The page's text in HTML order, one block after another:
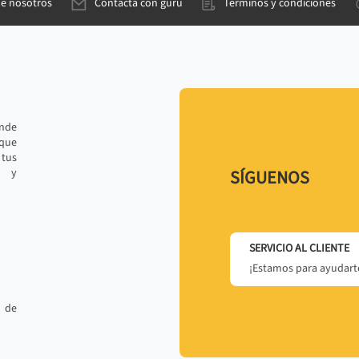
nosotros Contacta con gurú Términos y condiciones
y
SÍGUENOS
SERVICIO AL CLIENTE
¡Estamos para